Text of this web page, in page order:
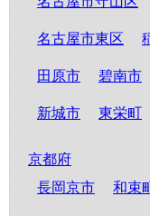
名古屋市東区
田原市 碧南市
新城市 東栄町
京都府
長岡京市
和束